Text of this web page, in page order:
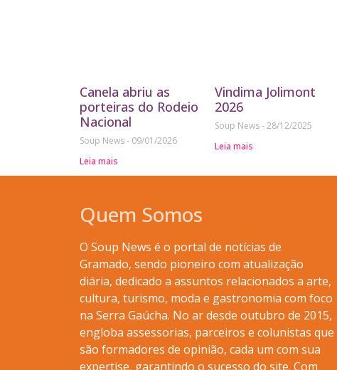
Canela abriu as
porteiras do Rodeio
Nacional
Soup News
09/01/2026
Leia mais
Vindima Jolimont
2026
Soup News 28/12/2025
Leia mais
Quem Somos
O Soup News é o portal de notícias de
Gramado, sendo pioneiro com atualização
diária, dedicado a assuntos relacionados a arte,
cultura, turismo, moda e gastronomia com foco
na Serra Gaúcha. No ar desde outubro de 2015,
engloba assessorias, parceiros e colunistas que
são formadores de opinião, cada um com sua
expertise, garantindo o sucesso do site. Com